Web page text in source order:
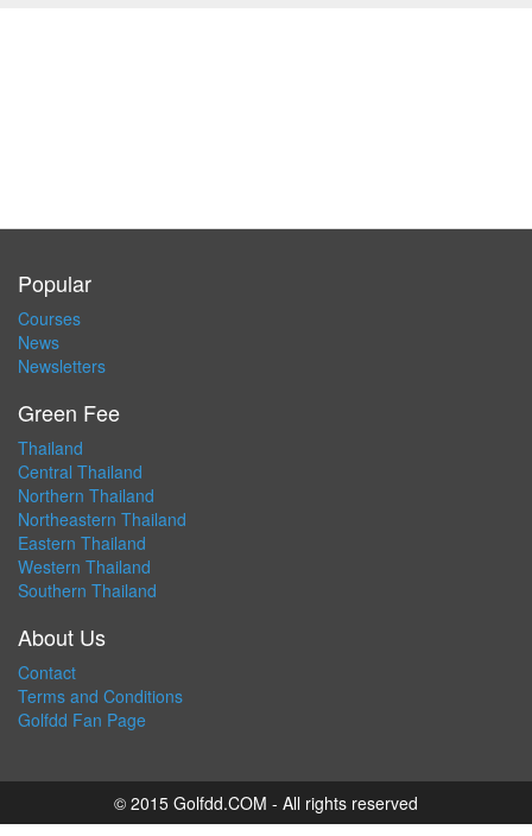
Popular
Courses
News
Newsletters
Green Fee
Thailand
Central Thailand
Northern Thailand
Northeastern Thailand
Eastern Thailand
Western Thailand
Southern Thailand
About Us
Contact
Terms and Conditions
Golfdd Fan Page
© 2015 Golfdd.COM - All rights reserved